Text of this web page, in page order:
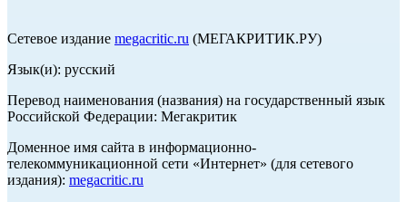
Сетевое издание megacritic.ru (МЕГАКРИТИК.РУ)
Язык(и): русский
Перевод наименования (названия) на государственный язык
Российской Федерации: Мегакритик
Доменное имя сайта в информационно-
телекоммуникационной сети «Интернет» (для сетевого
издания): megacritic.ru